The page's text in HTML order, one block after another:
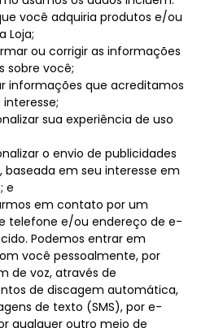
você adquiria produtos e/ou
Loja;
ou corrigir as informações
sobre você;
informações que acreditamos
interesse;
sua experiência de uso
o envio de publicidades
baseada em seu interesse em
e
em contato por um
telefone e/ou endereço de e-
Podemos entrar em
você pessoalmente, por
de voz, através de
de discagem automática,
de texto (SMS), por e-
qualquer outro meio de